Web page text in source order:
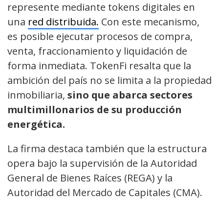
represente mediante tokens digitales en
una red distribuida. Con este mecanismo,
es posible ejecutar procesos de compra,
venta, fraccionamiento y liquidación de
forma inmediata. TokenFi resalta que la
ambición del país no se limita a la propiedad
inmobiliaria, sino que abarca sectores
multimillonarios de su producción
energética.
La firma destaca también que la estructura
opera bajo la supervisión de la Autoridad
General de Bienes Raíces (REGA) y la
Autoridad del Mercado de Capitales (CMA).